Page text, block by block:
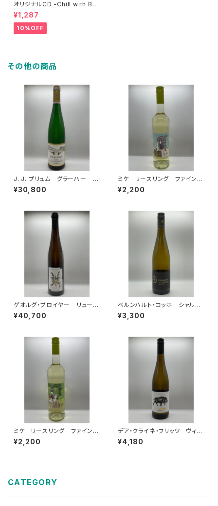
オリジナルCD -Chill with Be
ethoven-
¥1,287
10%OFF
その他の商品
J. J. プリュム グラーハー ヒ
ンメルライヒ リースリング ア
ウスレーゼ ゴールドカプセ
¥30,800
ミケ リースリング ファインヘ
ルプ 2022
¥2,200
ゲオルグ・ブロイヤー リューデ
スハイム ベルク・シュロスベル
ク リースリング 2022
¥40,700
ベルンハルト・コッホ シャルド
ネ フォム レス クヴァリテー
ツヴァイン トロッケン 2023
¥3,300
ミケ リースリング ファインヘ
ルプ 2021
¥2,200
デア・クライネ・フリッツ ヴィル
トヴァイン ヴァイス 2022
¥4,180
CATEGORY